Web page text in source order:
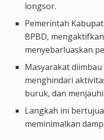
longsor.
Pemerintah
BPBD,
menyebarluaskan
Masyarakat
menghindari
buruk, dan
Langkah ini
meminimalkan